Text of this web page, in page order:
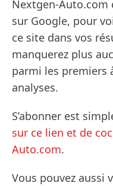
Nextgen-Auto.com
sur Google, pour
ce site dans vos
manquerez plus
parmi les premiers
analyses.
S’abonner est
sur ce lien et de
Auto.com.
Vous pouvez aussi